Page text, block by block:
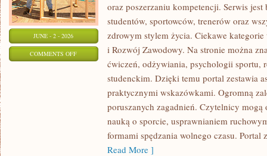
JUNE - 2 - 2026
COMMENTS OFFON
REHABILITACJA
FIZJOTERAPIA
oraz poszerzaniu kompetencji. Serwis
studentów, sportowców, trenerów oraz
zdrowym stylem życia. Ciekawe
i Rozwój Zawodowy. Na stronie można
ćwiczeń, odżywiania, psychologii sportu,
studenckim. Dzięki temu portal zestawia
praktycznymi wskazówkami. Ogromną
poruszanych zagadnień. Czytelnicy
nauką o sporcie, usprawnianiem
formami spędzania wolnego czasu. Portal
Read More ]